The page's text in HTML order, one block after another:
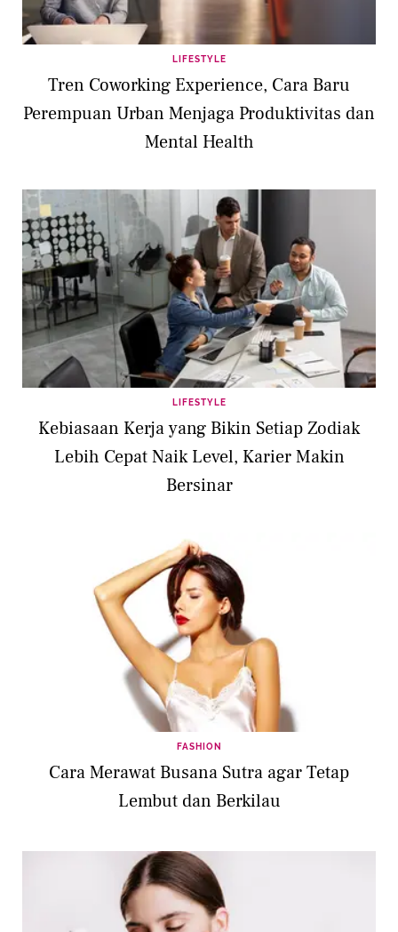
LIFESTYLE
Tren Coworking Experience, Cara Baru
Perempuan Urban Menjaga Produktivitas dan
Mental Health
LIFESTYLE
Kebiasaan Kerja yang Bikin Setiap Zodiak
Lebih Cepat Naik Level, Karier Makin
Bersinar
FASHION
Cara Merawat Busana Sutra agar Tetap
Lembut dan Berkilau